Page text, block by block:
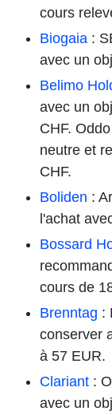
cours
Biogaia :
avec un
Belimo
avec un
CHF.
neutre et
CHF.
Boliden :
l'achat
Bossard
cours de
Brenntag :
conserver
à 57 EUR.
Clariant :
avec un